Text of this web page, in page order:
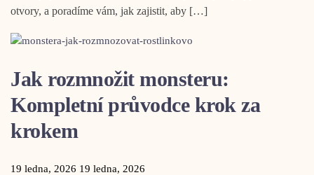
otvory, a poradíme vám, jak zajistit, aby […]
Jak rozmnožit monsteru:
Kompletní průvodce krok za
krokem
19 ledna, 2026 19 ledna, 2026